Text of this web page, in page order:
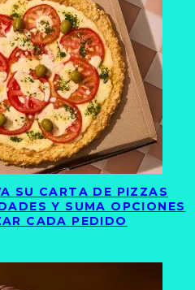
SU CARTA DE PIZZAS
Y SUMA OPCIONES
CADA PEDIDO